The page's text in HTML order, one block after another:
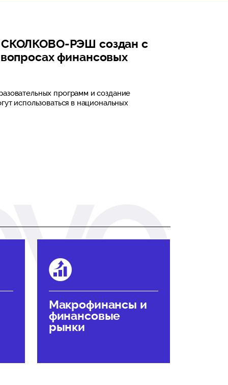
СКОЛКОВО-РЭШ создан с
финансовых
программ и создание
использоваться в национальных
Макрофинансы и
финансовые
рынки